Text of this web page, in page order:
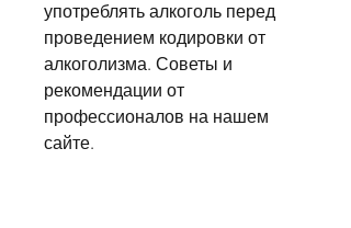
употреблять алкоголь перед
проведением кодировки от
алкоголизма. Советы и
рекомендации от
профессионалов на нашем
сайте.